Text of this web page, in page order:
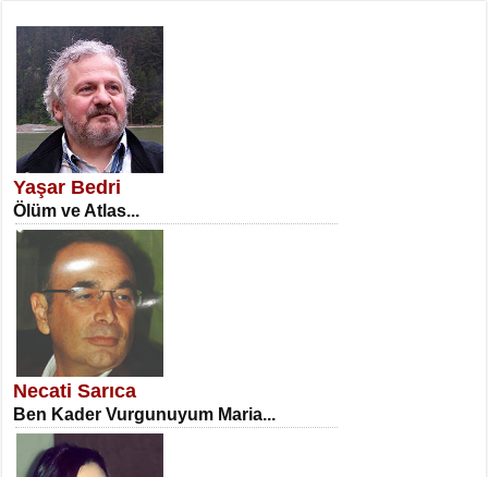
SATILMIŞ ÜMİT ÇETİNKAYA
Erkenlik...
NECLA DİLEK ARSLAN
Öğretmenler Günü Mahkemesi...
Yaşar Bedri
Ölüm ve Atlas...
Necati Sarıca
Ben Kader Vurgunuyum Maria...